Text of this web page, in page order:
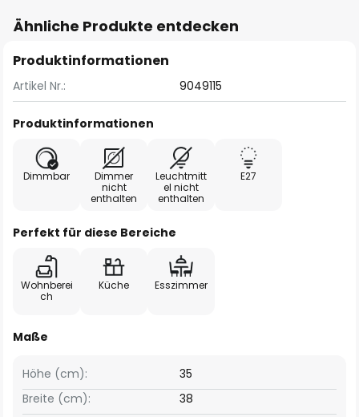
Ähnliche Produkte entdecken
Produktinformationen
Artikel Nr.: 9049115
Produktinformationen
Dimmbar
Dimmer
nicht
enthalten
Leuchtmitt
el nicht
enthalten
E27
Perfekt für diese Bereiche
Wohnberei
ch
Küche Esszimmer
Maße
Breite (cm): 38
Höhe (cm): 35